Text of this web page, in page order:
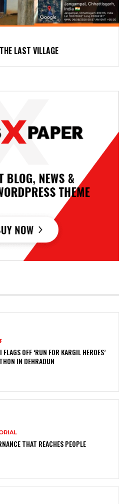
LAST VILLAGE
FLAGS OFF ‘RUN FOR KARGIL HEROES’
IN DEHRADUN
THAT REACHES PEOPLE